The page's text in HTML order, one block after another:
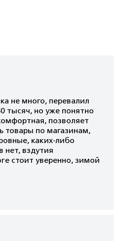
не много, перевалил
тысяч, но уже понятно
позволяет
товары по магазинам,
каких-либо
нет, вздутия
стоит уверенно, зимой